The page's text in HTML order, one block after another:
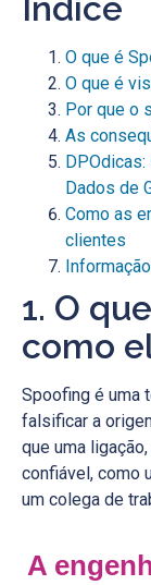
O que é
O que é
Por que o
As
Dados de
Como as
clientes
1. O
como
Spoofing é uma
falsificar a
que uma
confiável, como
um colega de
A